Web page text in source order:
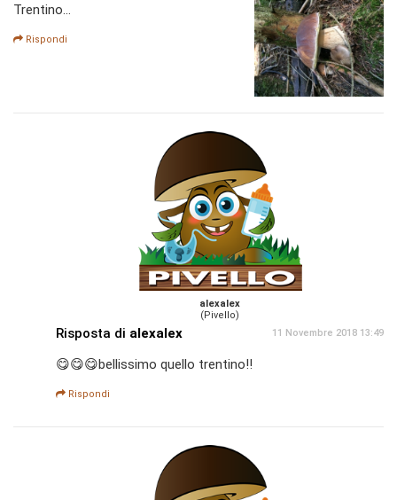
Trentino...
Rispondi
alexalex
(Pivello)
Risposta di alexalex 11 Novembre 2018 13:49
😋😋😋bellissimo quello trentino!!
Rispondi